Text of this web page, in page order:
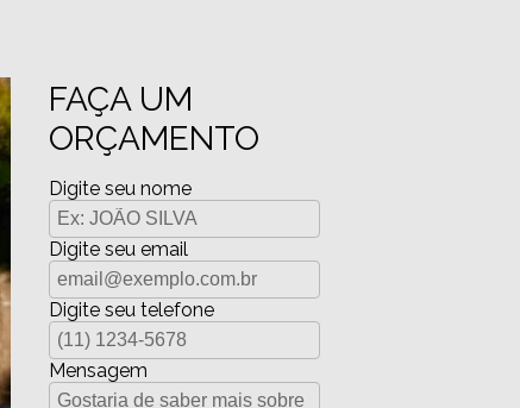
FAÇA UM
ORÇAMENTO
Digite seu nome
Digite seu email
Digite seu telefone
Mensagem